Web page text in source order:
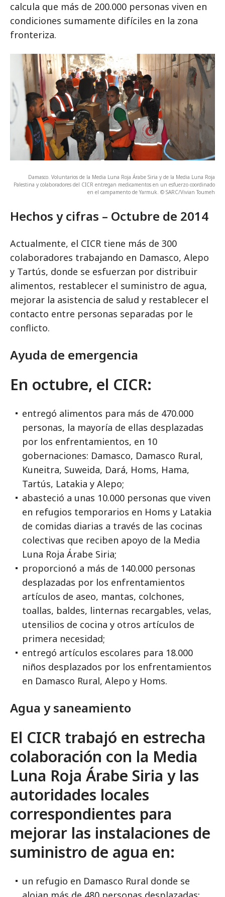
calcula que más de 200.000 personas viven en
condiciones sumamente difíciles en la zona
fronteriza.
Damasco. Voluntarios de la Media Luna Roja Árabe Siria y de la Media Luna Roja
Palestina y colaboradores del CICR entregan medicamentos en un esfuerzo coordinado
en el campamento de Yarmuk. © SARC/Vivian Toumeh
Hechos y cifras – Octubre de 2014
Actualmente, el CICR tiene más de 300
colaboradores trabajando en Damasco, Alepo
y Tartús, donde se esfuerzan por distribuir
alimentos, restablecer el suministro de agua,
mejorar la asistencia de salud y restablecer el
contacto entre personas separadas por le
conflicto.
Ayuda de emergencia
En octubre, el CICR:
entregó alimentos para más de 470.000
personas, la mayoría de ellas desplazadas
por los enfrentamientos, en 10
gobernaciones: Damasco, Damasco Rural,
Kuneitra, Suweida, Dará, Homs, Hama,
Tartús, Latakia y Alepo;
abasteció a unas 10.000 personas que viven
en refugios temporarios en Homs y Latakia
de comidas diarias a través de las cocinas
colectivas que reciben apoyo de la Media
Luna Roja Árabe Siria;
proporcionó a más de 140.000 personas
desplazadas por los enfrentamientos
artículos de aseo, mantas, colchones,
toallas, baldes, linternas recargables, velas,
utensilios de cocina y otros artículos de
primera necesidad;
entregó artículos escolares para 18.000
niños desplazados por los enfrentamientos
en Damasco Rural, Alepo y Homs.
Agua y saneamiento
El CICR trabajó en estrecha
colaboración con la Media
Luna Roja Árabe Siria y las
autoridades locales
correspondientes para
mejorar las instalaciones de
suministro de agua en:
un refugio en Damasco Rural donde se